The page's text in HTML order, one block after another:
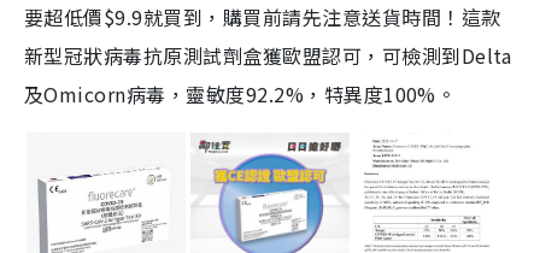
要超低價$9.9就買到，購買前請先注意送貨時間！這款
新型冠狀病毒抗原測試劑盒獲歐盟認可，可檢測到Delta
及Omicorn病毒，靈敏度92.2%，特異度100%。